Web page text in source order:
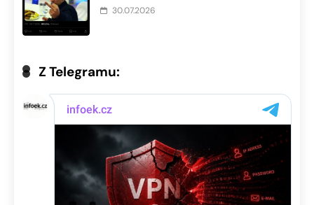
30.07.2026
Z Telegramu: